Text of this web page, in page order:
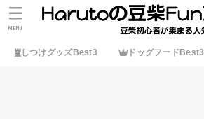
しつけグッズBest3 ドッグフードBest3
MENU